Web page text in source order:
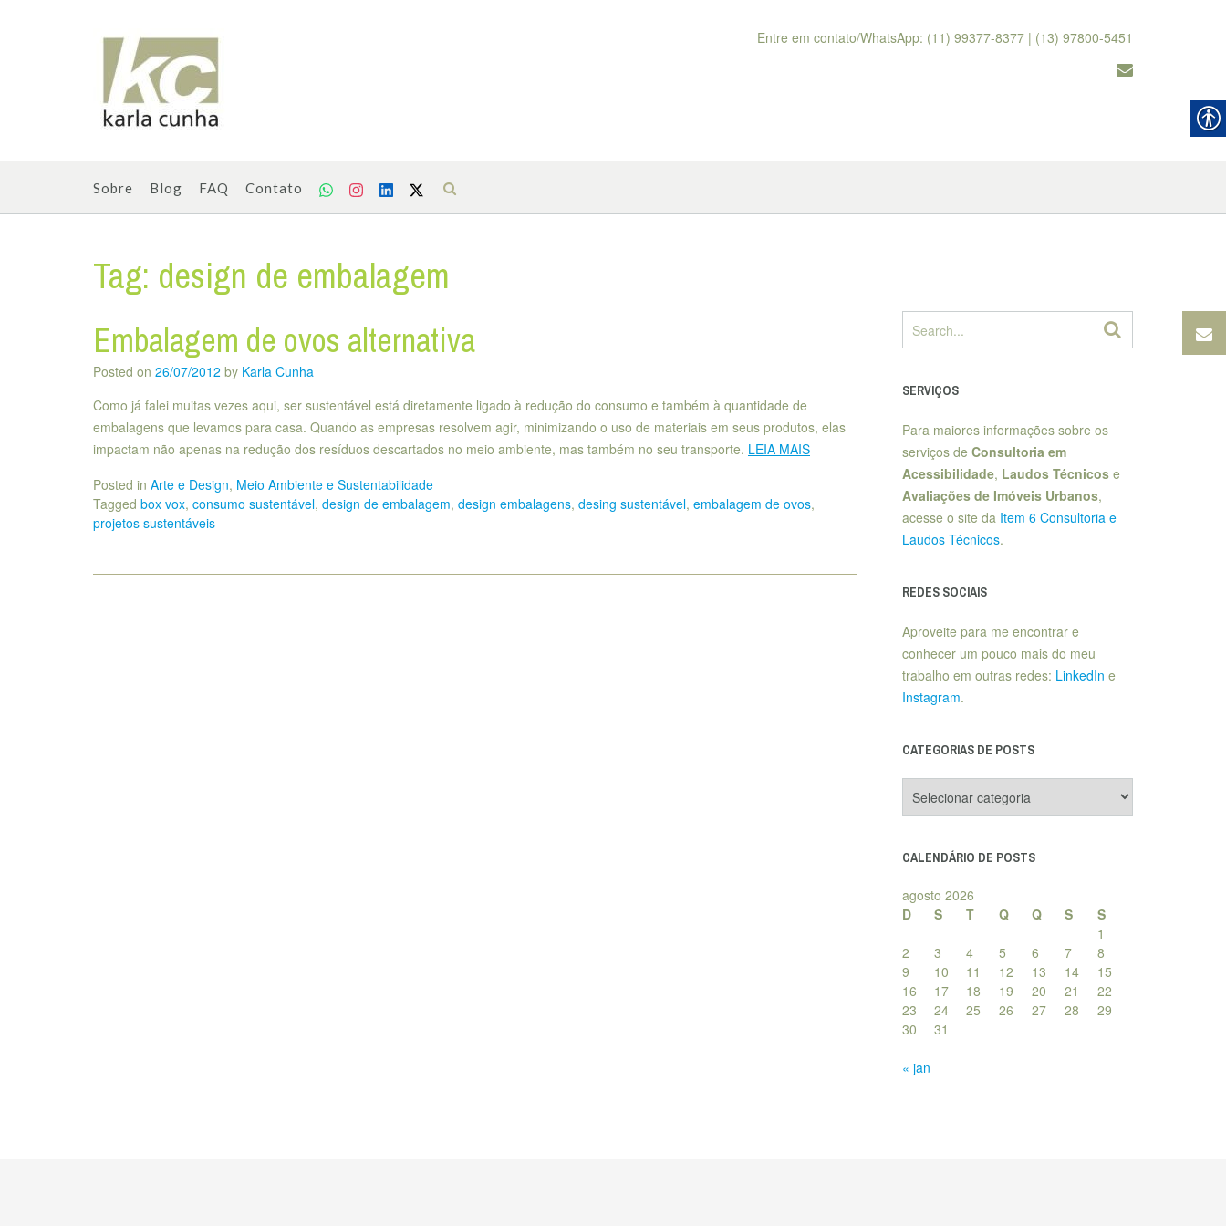
Entre em contato/WhatsApp: (11) 99377-8377 | (13) 97800-5451
Sobre Blog FAQ Contato
Tag: design de embalagem
Embalagem de ovos alternativa
Posted on 26/07/2012 by Karla Cunha
Como já falei muitas vezes aqui, ser sustentável está diretamente ligado à redução do consumo e também à quantidade de
embalagens que levamos para casa. Quando as empresas resolvem agir, minimizando o uso de materiais em seus produtos, elas
impactam não apenas na redução dos resíduos descartados no meio ambiente, mas também no seu transporte. LEIA MAIS
Posted in Arte e Design, Meio Ambiente e Sustentabilidade
Tagged box vox, consumo sustentável, design de embalagem, design embalagens, desing sustentável, embalagem de ovos,
projetos sustentáveis
SERVIÇOS
Para maiores informações sobre os
serviços de Consultoria em
Acessibilidade, Laudos Técnicose
Avaliações de Imóveis Urbanos,
acesse o site da Item 6 Consultoria e
Laudos Técnicos.
REDES SOCIAIS
Aproveite para me encontrar e
conhecer um pouco mais do meu
trabalho em outras redes: LinkedIn e
Instagram.
CATEGORIAS DE POSTS
de
CALENDÁRIO DE POSTS
agosto 2026
D
S T Q Q S
S
1
2
3 4 5 6 7
8
9
10 11 12 13 14
15
16
17 18 19 20 21
22
23
24 25 26 27 28
29
30
31
« jan